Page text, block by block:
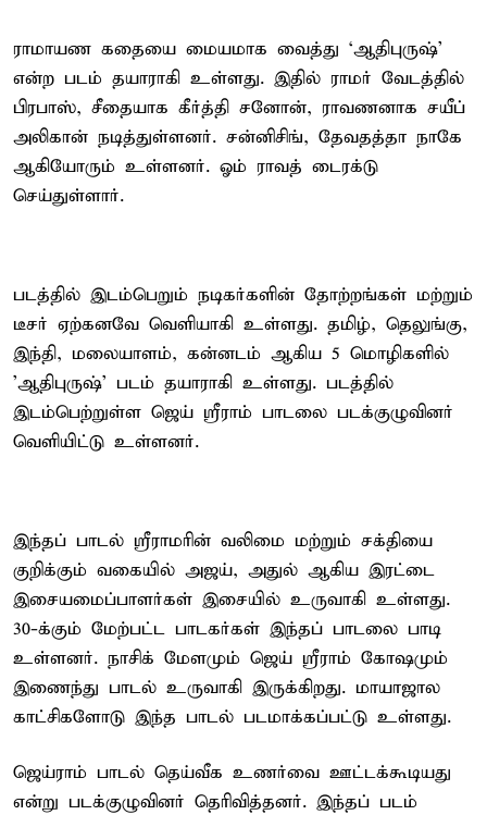
ராமாயண கதையை மையமாக வைத்து `ஆதிபுருஷ்'
என்ற படம் தயாராகி உள்ளது. இதில் ராமர் வேடத்தில்
பிரபாஸ், சீதையாக கீர்த்தி சனோன், ராவணனாக சயீப்
அலிகான் நடித்துள்ளனர். சன்னிசிங், தேவதத்தா நாகே
ஆகியோரும் உள்ளனர். ஓம் ராவத் டைரக்டு
செய்துள்ளார்.
படத்தில் இடம்பெறும் நடிகர்களின் தோற்றங்கள் மற்றும்
டீசர் ஏற்கனவே வெளியாகி உள்ளது. தமிழ், தெலுங்கு,
இந்தி, மலையாளம், கன்னடம் ஆகிய 5 மொழிகளில்
'ஆதிபுருஷ்' படம் தயாராகி உள்ளது. படத்தில்
இடம்பெற்றுள்ள ஜெய் ஶ்ரீராம் பாடலை படக்குழுவினர்
வெளியிட்டு உள்ளனர்.
இந்தப் பாடல் ஶ்ரீராமரின் வலிமை மற்றும் சக்தியை
குறிக்கும் வகையில் அஜய், அதுல் ஆகிய இரட்டை
இசையமைப்பாளர்கள் இசையில் உருவாகி உள்ளது.
30-க்கும் மேற்பட்ட பாடகர்கள் இந்தப் பாடலை பாடி
உள்ளனர். நாசிக் மேளமும் ஜெய் ஶ்ரீராம் கோஷமும்
இணைந்து பாடல் உருவாகி இருக்கிறது. மாயாஜால
காட்சிகளோடு இந்த பாடல் படமாக்கப்பட்டு உள்ளது.
ஜெய்ராம் பாடல் தெய்வீக உணர்வை ஊட்டக்கூடியது
என்று படக்குழுவினர் தெரிவித்தனர். இந்தப் படம்